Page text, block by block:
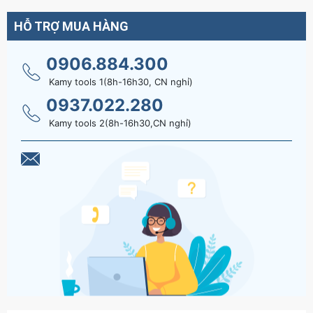
HỖ TRỢ MUA HÀNG
0906.884.300
Kamy tools 1(8h-16h30, CN nghỉ)
0937.022.280
Kamy tools 2(8h-16h30,CN nghỉ)